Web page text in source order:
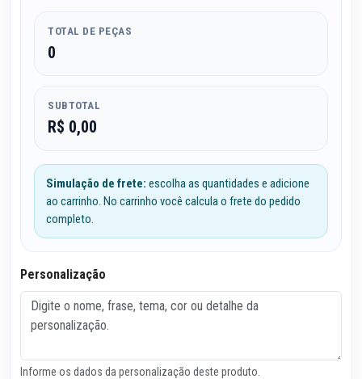
TOTAL DE PEÇAS
0
SUBTOTAL
R$ 0,00
Simulação de frete: escolha as quantidades e adicione
ao carrinho. No carrinho você calcula o frete do pedido
completo.
Personalização
Informe os dados da personalização deste produto.